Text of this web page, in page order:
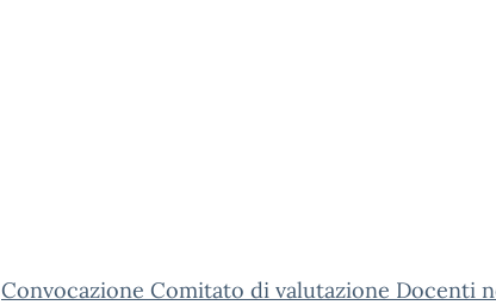
Convocazione Comitato di valutazione Docenti